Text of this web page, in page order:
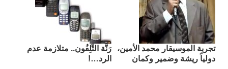
تجربة الموسيقار محمد الأمين،
دولياً ريشة وضمير وكمان
رَنَّة التِّلِفُون.. متلازمة عدم
الرد…!